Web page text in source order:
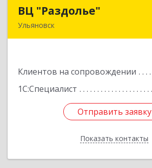
ВЦ "Раздолье"
Ульяновск
Клиентов на сопровождении
1С:Специалист
Отправить заявку
Показать контакты
Отправить заявку
Назад